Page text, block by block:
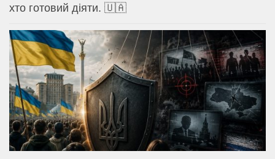
хто готовий діяти. 🇺🇦